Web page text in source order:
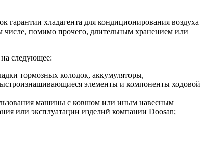
гарантии хладагента для кондиционирования воздуха
числе, помимо прочего, длительным хранением или
на следующее:
тормозных колодок, аккумуляторы,
элементы и компоненты ходовой
машины с ковшом или иным навесным
или эксплуатации изделий компании Doosan;